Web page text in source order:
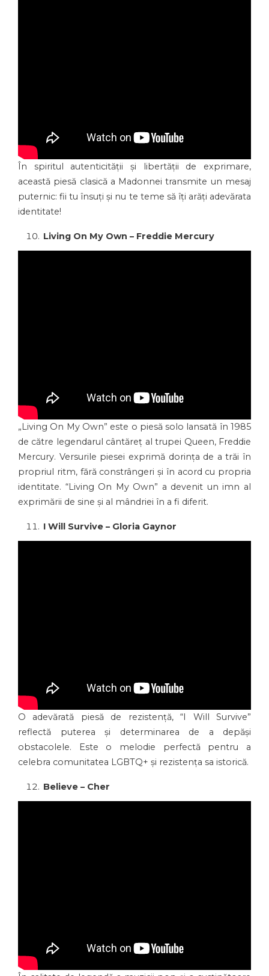
În spiritul autenticității și libertății de exprimare,
această piesă clasică a Madonnei transmite un mesaj
puternic: fii tu însuți și nu te teme să îți arăți adevărata
identitate!
Living On My Own – Freddie Mercury
„Living On My Own” este o piesă solo lansată în 1985
de către legendarul cântăreț al trupei Queen, Freddie
Mercury. Versurile piesei exprimă dorința de a trăi în
propriul ritm, fără constrângeri și în acord cu propria
identitate. “Living On My Own” a devenit un imn al
exprimării de sine și al mândriei în a fi diferit.
I Will Survive – Gloria Gaynor
O adevărată piesă de rezistență, “I Will Survive”
reflectă puterea și determinarea de a depăși
obstacolele. Este o melodie perfectă pentru a
celebra comunitatea LGBTQ+ și rezistența sa istorică.
Believe – Cher